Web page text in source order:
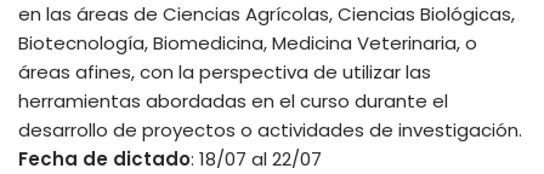
en las áreas de Ciencias Agrícolas, Ciencias Biológicas,
Biotecnología, Biomedicina, Medicina Veterinaria, o
áreas afines, con la perspectiva de utilizar las
herramientas abordadas en el curso durante el
desarrollo de proyectos o actividades de investigación.
Fecha de dictado: 18/07 al 22/07